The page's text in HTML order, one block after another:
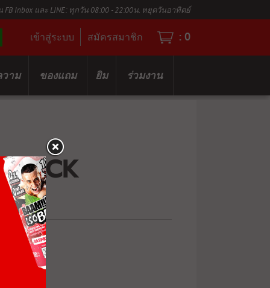
Inbox และ LINE: ทุกวัน 08:00 - 22:00น. หยุดวันอาทิตย์
เข้าสู่ระบบ สมัครสมาชิก : 0
าม ของแถม ยิม ร่วมงาน
RACK